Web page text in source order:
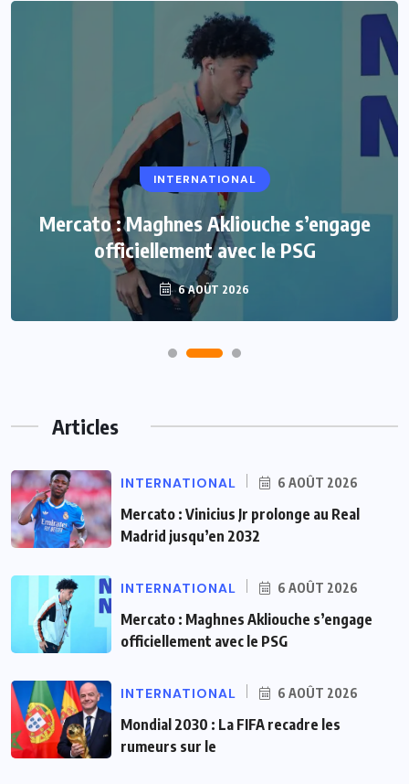
INTERNATIONAL
Mercato : Maghnes Akliouche s’engage
officiellement avec le PSG
6 AOÛT 2026
Articles
INTERNATIONAL 6 AOÛT 2026
Mercato : Vinicius Jr prolonge au Real
Madrid jusqu’en 2032
INTERNATIONAL 6 AOÛT 2026
Mercato : Maghnes Akliouche s’engage
officiellement avec le PSG
INTERNATIONAL 6 AOÛT 2026
Mondial 2030 : La FIFA recadre les
rumeurs sur le